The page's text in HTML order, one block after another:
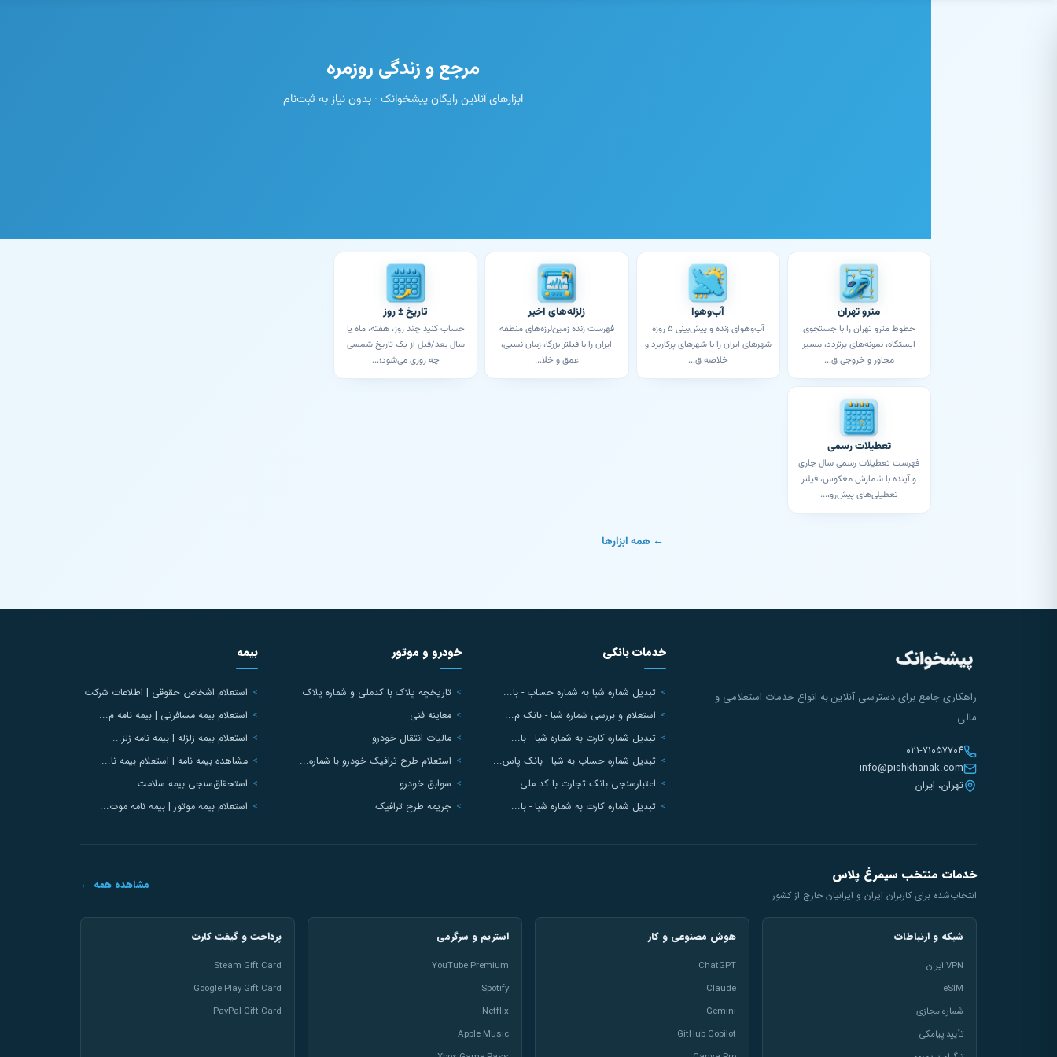
مرجع و زندگی روزمره
ابزارهای آنلاین رایگان پیشخوانک · بدون نیاز به ثبت‌نام
مترو تهران
خطوط مترو تهران را با جستجوی
ایستگاه، نمونه‌های پرتردد، مسیر
مجاور و خروجی ق...
آب‌وهوا
آب‌وهوای زنده و پیش‌بینی ۵ روزه
شهرهای ایران را با شهرهای پرکاربرد و
خلاصه ق...
زلزله‌های اخیر
فهرست زنده زمین‌لرزه‌های منطقه
ایران را با فیلتر بزرگا، زمان نسبی،
عمق و خلا...
تاریخ ± روز
حساب کنید چند روز، هفته، ماه یا
سال بعد/قبل از یک تاریخ شمسی
چه روزی می‌شود؛...
تعطیلات رسمی
فهرست تعطیلات رسمی سال جاری
و آینده با شمارش معکوس، فیلتر
تعطیلی‌های پیش‌رو،...
← همه ابزارها
راهکاری جامع برای دسترسی آنلاین به انواع خدمات استعلامی و
مالی
۰۲۱-۷۱۰۵۷۷۰۴
info@pishkhanak.com
تهران، ایران
خدمات بانکی
تبدیل شماره شبا به شماره حساب - با...
استعلام و بررسی شماره شبا - بانک م...
تبدیل شماره کارت به شماره شبا - با...
تبدیل شماره حساب به شبا - بانک پاس...
اعتبارسنجی بانک تجارت با کد ملی
تبدیل شماره کارت به شماره شبا - با...
خودرو و موتور
تاریخچه پلاک با کدملی و شماره پلاک
معاینه فنی
مالیات انتقال خودرو
استعلام طرح ترافیک خودرو با شماره...
سوابق خودرو
جریمه طرح ترافیک
بیمه
استعلام اشخاص حقوقی | اطلاعات شرکت
استعلام بیمه مسافرتی | بیمه نامه م...
استعلام بیمه زلزله | بیمه نامه زلز...
مشاهده بیمه نامه | استعلام بیمه نا...
استحقاق‌سنجی بیمه سلامت
استعلام بیمه موتور | بیمه نامه موت...
خدمات منتخب سیمرغ پلاس
انتخاب‌شده برای کاربران ایران و ایرانیان خارج از کشور
مشاهده همه ←
شبکه و ارتباطات
VPN ایران
eSIM
شماره مجازی
تأیید پیامکی
هوش مصنوعی و کار
ChatGPT
Claude
Gemini
GitHub Copilot
استریم و سرگرمی
YouTube Premium
Spotify
Netflix
Apple Music
پرداخت و گیفت کارت
Steam Gift Card
Google Play Gift Card
PayPal Gift Card